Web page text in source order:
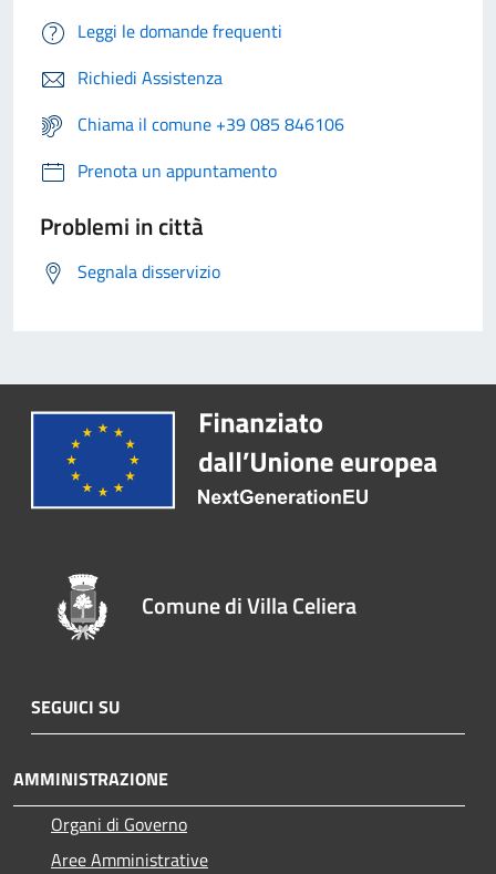
Leggi le domande frequenti
Richiedi Assistenza
Chiama il comune +39 085 846106
Prenota un appuntamento
Problemi in città
Segnala disservizio
Comune di Villa Celiera
SEGUICI SU
AMMINISTRAZIONE
Organi di Governo
Aree Amministrative